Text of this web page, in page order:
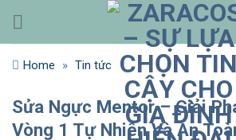
qua
nội
dungHome » Tin tức
Sửa Ngực Mentor – Giải
Vòng 1 Tự Nhiên Và An